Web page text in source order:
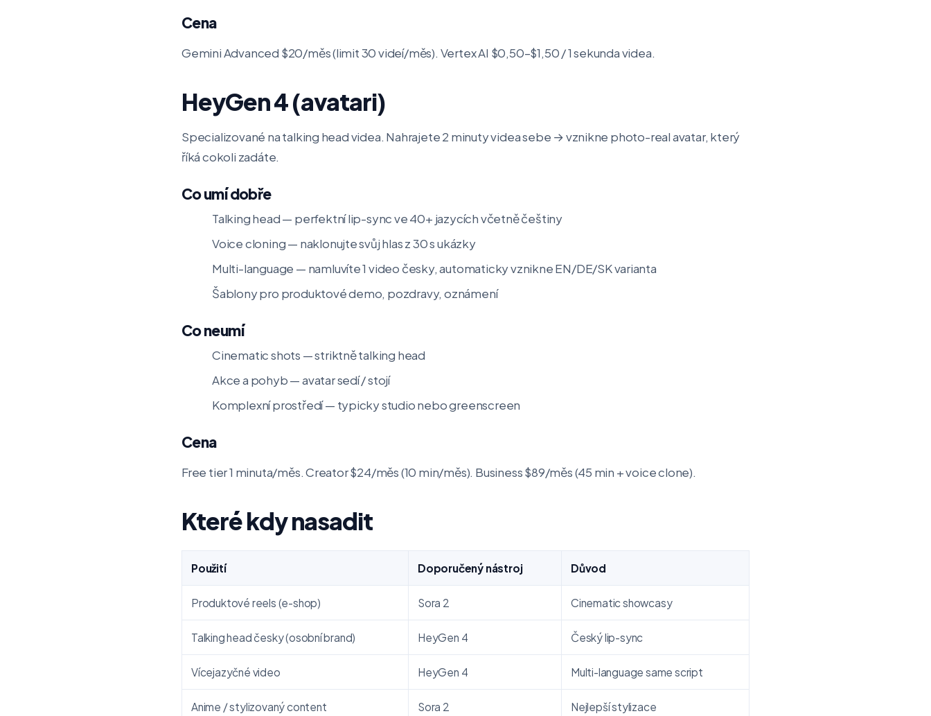
Cena
Gemini Advanced $20/měs (limit 30 videí/měs). Vertex AI $0,50–$1,50 / 1 sekunda videa.
HeyGen 4 (avatari)
Specializované na talking head videa. Nahrajete 2 minuty videa sebe → vznikne photo-real avatar, který
říká cokoli zadáte.
Co umí dobře
Talking head — perfektní lip-sync ve 40+ jazycích včetně češtiny
Voice cloning — naklonujte svůj hlas z 30 s ukázky
Multi-language — namluvíte 1 video česky, automaticky vznikne EN/DE/SK varianta
Šablony pro produktové demo, pozdravy, oznámení
Co neumí
Cinematic shots — striktně talking head
Akce a pohyb — avatar sedí / stojí
Komplexní prostředí — typicky studio nebo greenscreen
Cena
Free tier 1 minuta/měs. Creator $24/měs (10 min/měs). Business $89/měs (45 min + voice clone).
Které kdy nasadit
Použití Doporučený nástroj Důvod
Produktové reels (e-shop) Sora 2 Cinematic showcasy
Talking head česky (osobní brand) HeyGen 4 Český lip-sync
Vícejazyčné video HeyGen 4 Multi-language same script
Anime / stylizovaný content Sora 2 Nejlepší stylizace